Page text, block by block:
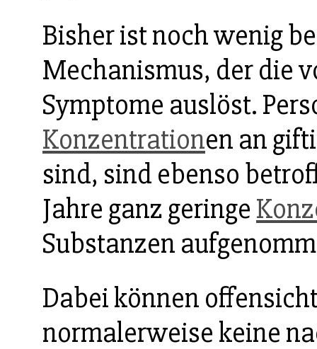
Bisher ist noch wenig
Mechanismus, der die
Symptome auslöst.
Konzentrationen an
sind, sind ebenso
Jahre ganz geringe
Substanzen
Dabei können
normalerweise keine